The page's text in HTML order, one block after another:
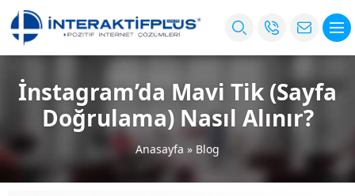
İnstagram’da Mavi Tik (Sayfa
Doğrulama) Nasıl Alınır?
Anasayfa » Blog